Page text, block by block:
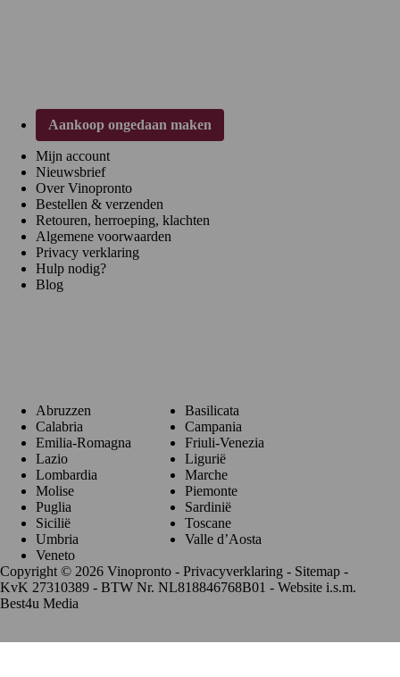
Aankoop ongedaan maken
Mijn account
Nieuwsbrief
Over Vinopronto
Bestellen & verzenden
Retouren, herroeping, klachten
Algemene voorwaarden
Privacy verklaring
Hulp nodig?
Blog
Abruzzen
Basilicata
Calabria
Campania
Emilia-Romagna
Friuli-Venezia
Lazio
Ligurië
Lombardia
Marche
Molise
Piemonte
Puglia
Sardinië
Sicilië
Toscane
Umbria
Valle d’Aosta
Veneto
Copyright © 2026 Vinopronto - Privacyverklaring - Sitemap -
KvK 27310389 - BTW Nr. NL818846768B01 - Website i.s.m.
Best4u Media